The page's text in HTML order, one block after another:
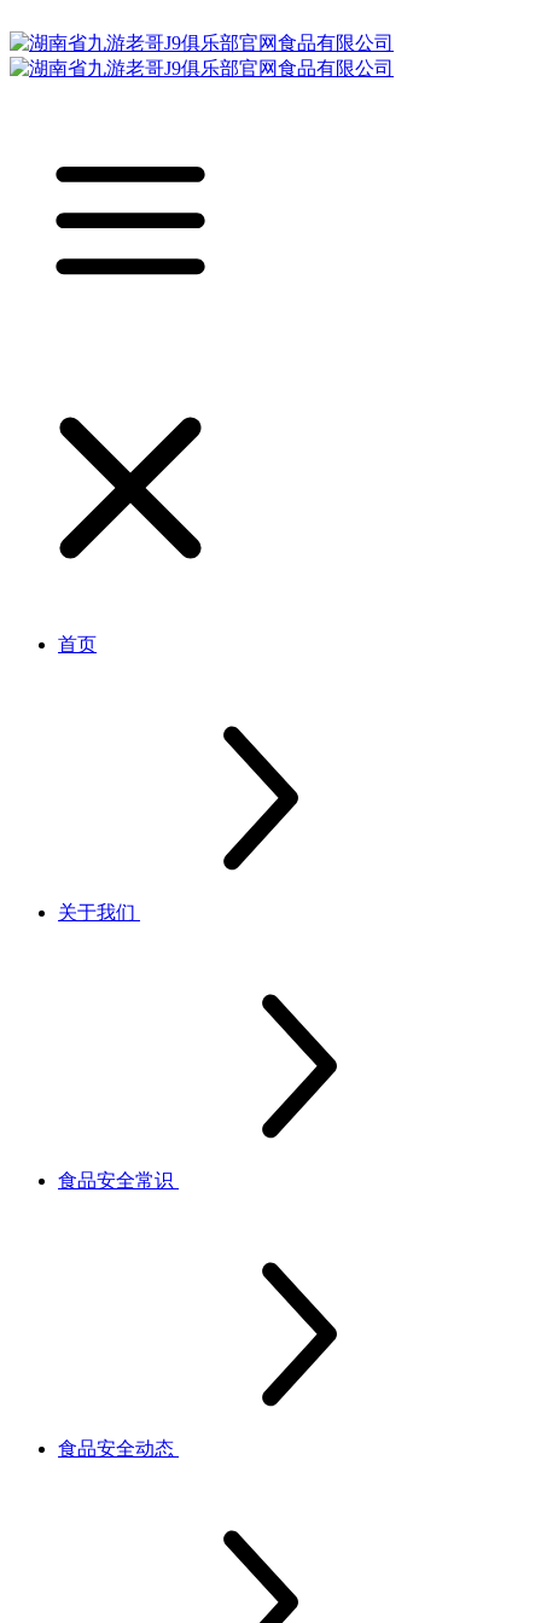
首页
关于我们
食品安全常识
食品安全动态